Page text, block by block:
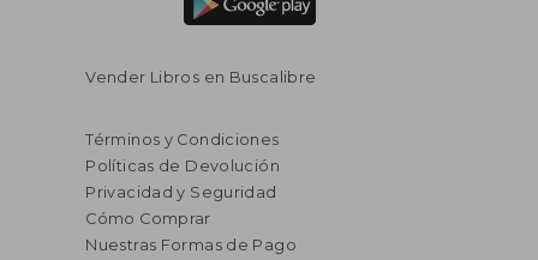
Vender Libros en Buscalibre
Términos y Condiciones
Políticas de Devolución
Privacidad y Seguridad
Cómo Comprar
Nuestras Formas de Pago